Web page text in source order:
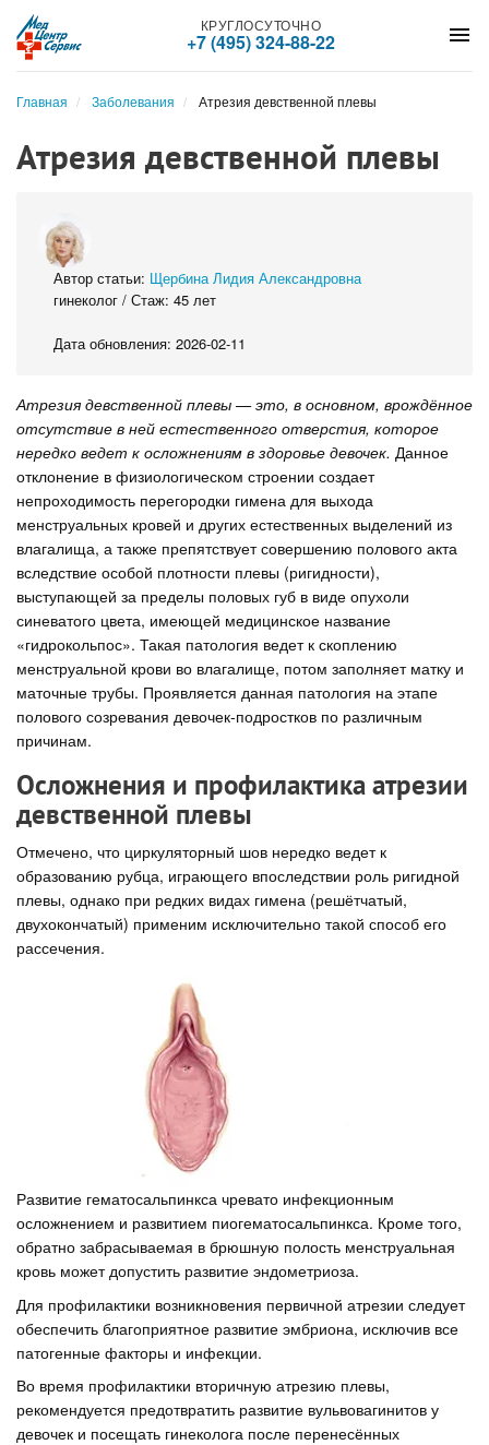
menu
КРУГЛОСУТОЧНО
+7 (495) 324-88-22
Главная Заболевания Атрезия девственной плевы
Атрезия девственной плевы
Автор статьи: Щербина Лидия Александровна
гинеколог / Стаж: 45 лет
Дата обновления: 2026-02-11
Атрезия девственной плевы — это, в основном, врождённое
отсутствие в ней естественного отверстия, которое
нередко ведет к осложнениям в здоровье девочек. Данное
отклонение в физиологическом строении создает
непроходимость перегородки гимена для выхода
менструальных кровей и других естественных выделений из
влагалища, а также препятствует совершению полового акта
вследствие особой плотности плевы (ригидности),
выступающей за пределы половых губ в виде опухоли
синеватого цвета, имеющей медицинское название
«гидрокольпос». Такая патология ведет к скоплению
менструальной крови во влагалище, потом заполняет матку и
маточные трубы. Проявляется данная патология на этапе
полового созревания девочек-подростков по различным
причинам.
Осложнения и профилактика атрезии
девственной плевы
Отмечено, что циркуляторный шов нередко ведет к
образованию рубца, играющего впоследствии роль ригидной
плевы, однако при редких видах гимена (решётчатый,
двухокончатый) применим исключительно такой способ его
рассечения.
Развитие гематосальпинкса чревато инфекционным
осложнением и развитием пиогематосальпинкса. Кроме того,
обратно забрасываемая в брюшную полость менструальная
кровь может допустить развитие эндометриоза.
Для профилактики возникновения первичной атрезии следует
обеспечить благоприятное развитие эмбриона, исключив все
патогенные факторы и инфекции.
Во время профилактики вторичную атрезию плевы,
рекомендуется предотвратить развитие вульвовагинитов у
девочек и посещать гинеколога после перенесённых